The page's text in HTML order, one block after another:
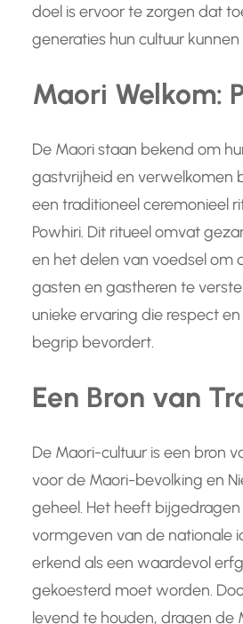
doel is ervoor te zorgen dat
generaties hun cultuur
Maori Welkom:
De Maori staan bekend om
gastvrijheid en verwelkomen
een traditioneel ceremonieel
Powhiri. Dit ritueel omvat
en het delen van voedsel om
gasten en gastheren te
unieke ervaring die respect
begrip bevordert.
Een Bron van
De Maori-cultuur is een bron
voor de Maori-bevolking en
geheel. Het heeft
vormgeven van de nationale
erkend als een waardevol
gekoesterd moet worden.
levend te houden, dragen de